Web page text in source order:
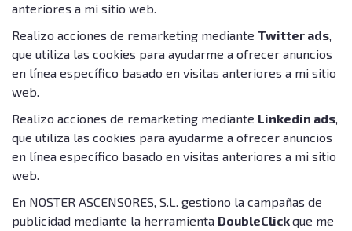
anteriores a mi sitio web.
Realizo acciones de remarketing mediante Twitter ads,
que utiliza las cookies para ayudarme a ofrecer anuncios
en línea específico basado en visitas anteriores a mi sitio
web.
Realizo acciones de remarketing mediante Linkedin ads,
que utiliza las cookies para ayudarme a ofrecer anuncios
en línea específico basado en visitas anteriores a mi sitio
web.
En NOSTER ASCENSORES, S.L. gestiono la campañas de
publicidad mediante la herramienta DoubleClickque me